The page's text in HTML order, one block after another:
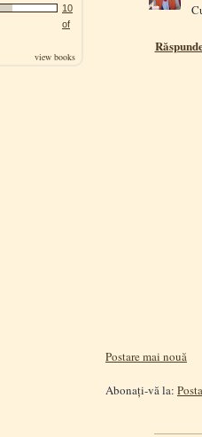
10
of
view books
Postare mai nouă
Abonați-vă la: